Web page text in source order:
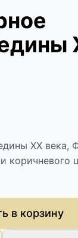
XX века,
коричневого
в корзину